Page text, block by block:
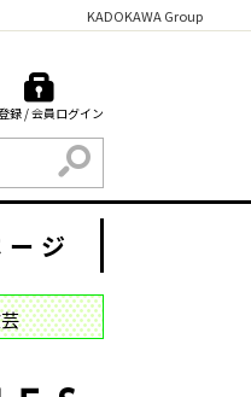
KADOKAWA Group
録 / 会員ログイン
検索
ジ